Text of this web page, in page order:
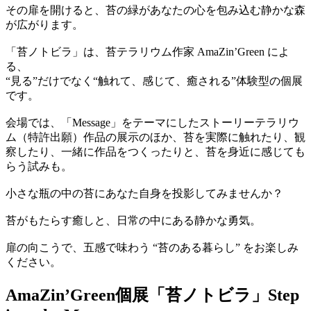
その扉を開けると、苔の緑があなたの心を包み込む静かな森
が広がります。
「苔ノトビラ」は、苔テラリウム作家 AmaZin’Green によ
る、
“見る”だけでなく“触れて、感じて、癒される”体験型の個展
です。
会場では、「Message」をテーマにしたストーリーテラリウ
ム（特許出願）作品の展示のほか、苔を実際に触れたり、観
察したり、一緒に作品をつくったりと、苔を身近に感じても
らう試みも。
小さな瓶の中の苔にあなた自身を投影してみませんか？
苔がもたらす癒しと、日常の中にある静かな勇気。
扉の向こうで、五感で味わう “苔のある暮らし” をお楽しみ
ください。
AmaZin’Green個展「苔ノトビラ」Step